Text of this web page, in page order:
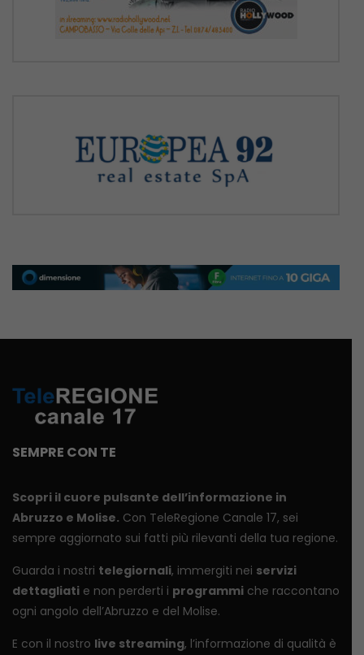
SEMPRE CON TE
Scopri il cuore pulsante dell’informazione in
Abruzzo e Molise. Con TeleRegione Canale 17, sei
sempre aggiornato sui fatti più rilevanti della tua regione.
Guarda i nostri telegiornali, immergiti nei servizi
dettagliati e non perderti i programmi che raccontano
ogni angolo dell’Abruzzo e del Molise.
E con il nostro live streaming, l’informazione di qualità è